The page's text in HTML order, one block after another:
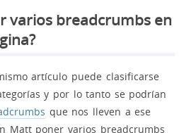
varios breadcrumbs en
artículo puede clasificarse
y por lo tanto se podrían
que nos lleven a ese
Matt poner varios breadcrumbs